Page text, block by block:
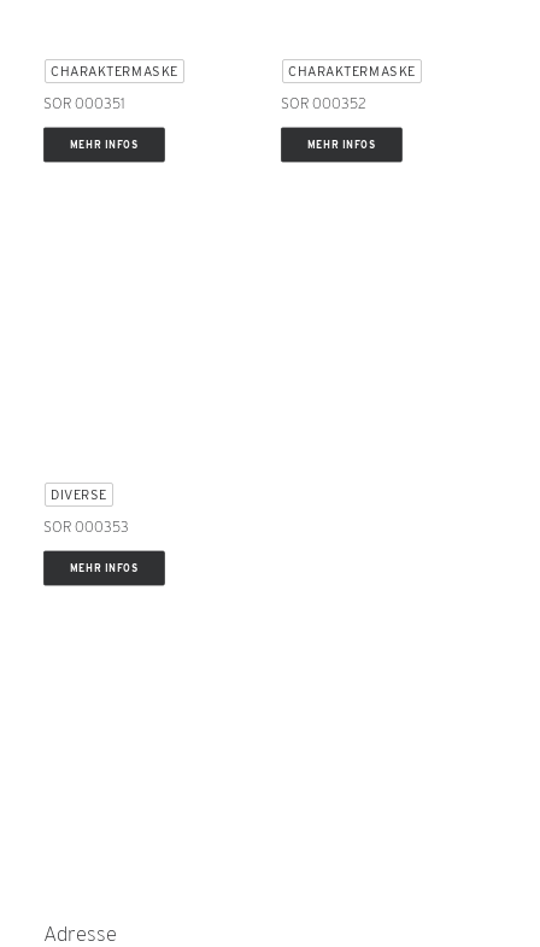
CHARAKTERMASKE
SOR 000351
MEHR INFOS
CHARAKTERMASKE
SOR 000352
MEHR INFOS
DIVERSE
SOR 000353
MEHR INFOS
Adresse